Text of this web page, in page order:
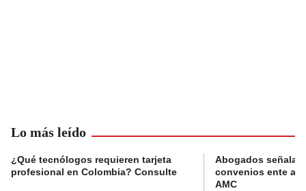
Lo más leído
¿Qué tecnólogos requieren tarjeta
profesional en Colombia? Consulte
Abogados
convenios ente
AMC